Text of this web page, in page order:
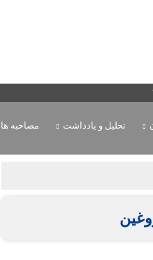
تحلیل و یادداشت مصاحبه ها